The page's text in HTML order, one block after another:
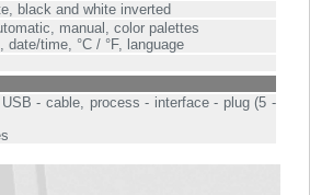
black and white inverted
manual, color palettes
time, °C / °F, language
- cable, process - interface - plug (5 -